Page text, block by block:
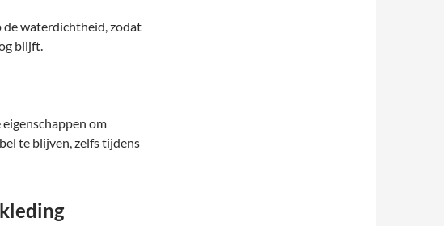
de waterdichtheid, zodat
blijft.
om
te blijven, zelfs tijdens